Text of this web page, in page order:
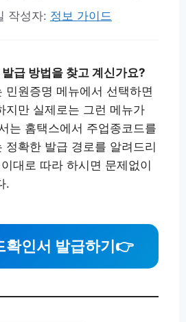
작성자: 정보 가이드
급 방법을 찾고 계신가요?
민원증명 메뉴에서 선택하면
지만 실제로는 그런 메뉴가
는 홈택스에서 주업종코드를
정확한 발급 경로를 알려드리
대로 따라 하시면 문제없이
.
확인서 발급하기👉